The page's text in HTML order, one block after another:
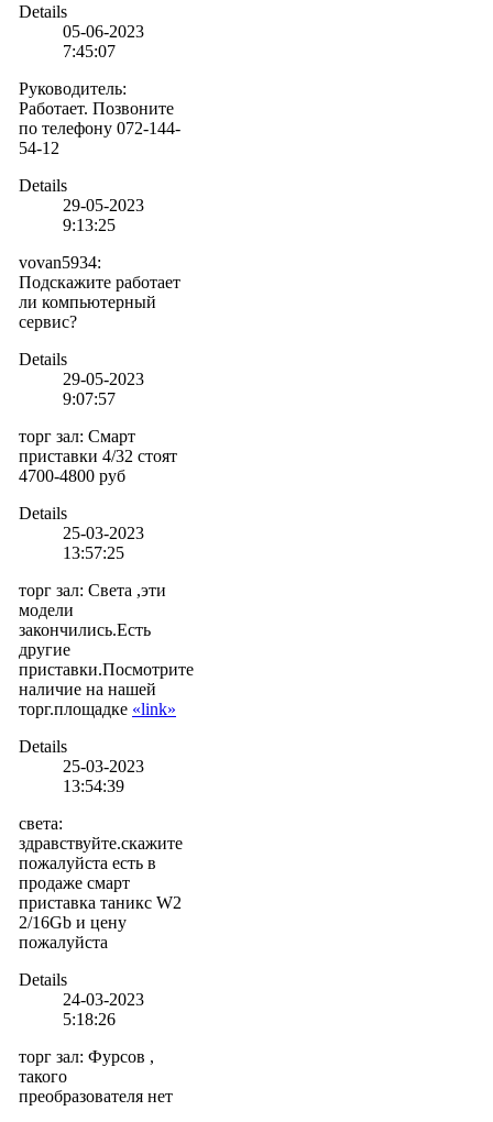
Details
05-06-2023
7:45:07
Руководитель:
Работает. Позвоните
по телефону 072-144-
54-12
Details
29-05-2023
9:13:25
vovan5934:
Подскажите работает
ли компьютерный
сервис?
Details
29-05-2023
9:07:57
торг зал: Смарт
приставки 4/32 стоят
4700-4800 руб
Details
25-03-2023
13:57:25
торг зал: Света ,эти
модели
закончились.Есть
другие
приставки.Посмотрите
наличие на нашей
торг.площадке «link»
Details
25-03-2023
13:54:39
света:
здравствуйте.скажите
пожалуйста есть в
продаже смарт
приставка таникс W2
2/16Gb и цену
пожалуйста
Details
24-03-2023
5:18:26
торг зал: Фурсов ,
такого
преобразователя нет